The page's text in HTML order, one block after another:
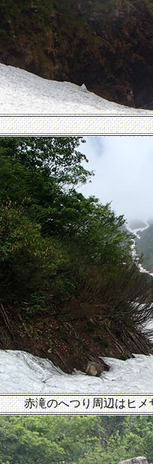
赤滝のへつり周辺はヒ